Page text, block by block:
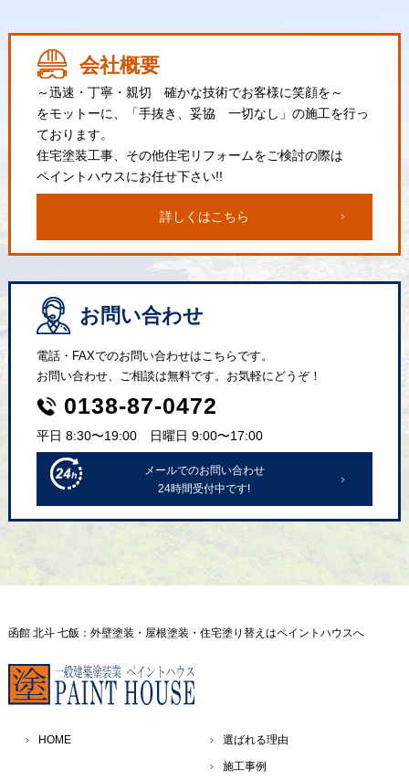
会社概要
～迅速・丁寧・親切 確かな技術でお客様に笑顔を～
をモットーに、「手抜き、妥協 一切なし」の施工を行っ
ております。
住宅塗装工事、その他住宅リフォームをご検討の際は
ペイントハウスにお任せ下さい!!
詳しくはこちら
お問い合わせ
電話・FAXでのお問い合わせはこちらです。
お問い合わせ、ご相談は無料です。お気軽にどうぞ！
0138-87-0472
平日 8:30〜19:00 日曜日 9:00〜17:00
メールでのお問い合わせ
24時間受付中です!
函館 北斗 七飯：外壁塗装・屋根塗装・住宅塗り替えはペイントハウスへ
HOME 選ばれる理由
施工事例